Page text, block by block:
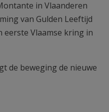
in Vlaanderen
van Gulden Leeftijd
eerste Vlaamse kring in
de beweging de nieuwe